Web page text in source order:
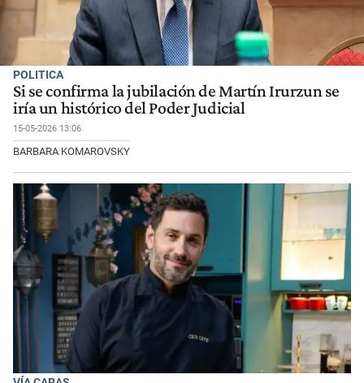
POLITICA
Si se confirma la jubilación de Martín Irurzun se
iría un histórico del Poder Judicial
15-05-2026 13:06
BARBARA KOMAROVSKY